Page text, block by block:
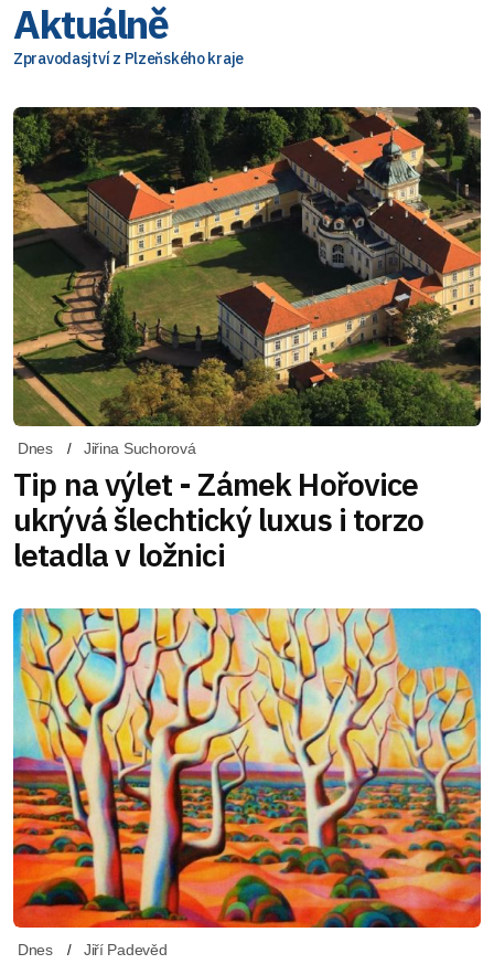
Aktuálně
Zpravodasjtví z Plzeňského kraje
Dnes Jiřina Suchorová
Tip na výlet - Zámek Hořovice
ukrývá šlechtický luxus i torzo
letadla v ložnici
Dnes Jiří Padevěd